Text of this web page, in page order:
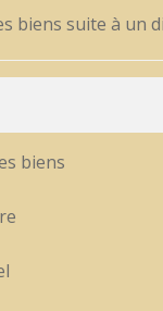
biens suite à un
biens